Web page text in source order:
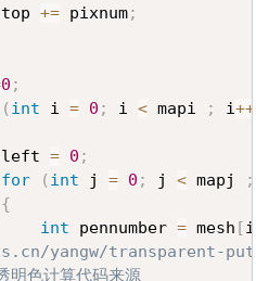
				top
+= pixnum;
0 ;
( int i = 0 ; i < mapi ; i++
				left
= 0 ;
for
( int j = 0 ; j < mapj ;
{
int pennumber = mesh [i
yangw/transparent-
明色计算代码来源